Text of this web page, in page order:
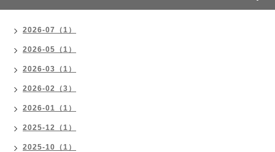
2026-07（1）
2026-05（1）
2026-03（1）
2026-02（3）
2026-01（1）
2025-12（1）
2025-10（1）